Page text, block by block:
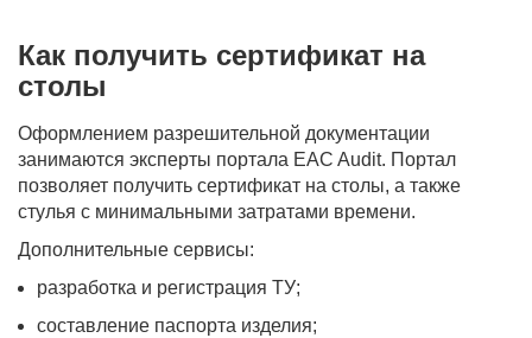
Как получить сертификат на
столы
Оформлением разрешительной документации
занимаются эксперты портала EAC Audit. Портал
позволяет получить сертификат на столы, а также
стулья с минимальными затратами времени.
Дополнительные сервисы:
разработка и регистрация ТУ;
составление паспорта изделия;